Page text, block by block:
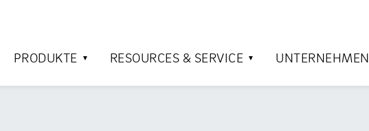
PRODUKTE
RESOURCES & SERVICE UNTERNEHMEN